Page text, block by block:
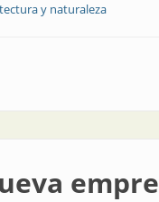
y naturaleza
y naturaleza